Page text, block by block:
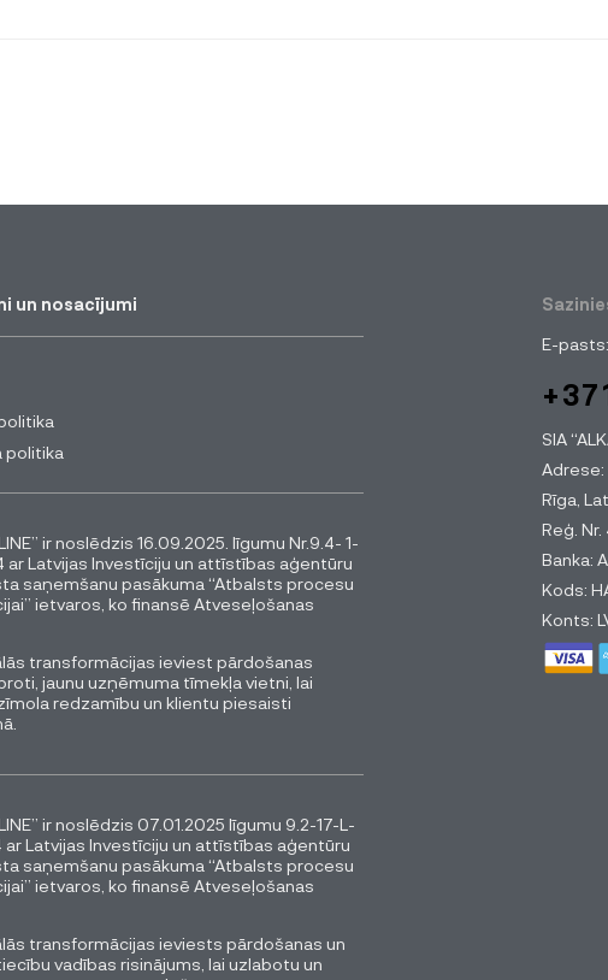
un nosacījumi
politika
ir noslēdzis 16.09.2025. līgumu Nr.9.4- 1-
ar Latvijas Investīciju un attīstības aģentūru
saņemšanu pasākuma “Atbalsts procesu
ietvaros, ko finansē Atveseļošanas
transformācijas ieviest pārdošanas
jaunu uzņēmuma tīmekļa vietni, lai
redzamību un klientu piesaisti
ir noslēdzis 07.01.2025 līgumu 9.2-17-L-
Latvijas Investīciju un attīstības aģentūru
saņemšanu pasākuma “Atbalsts procesu
ietvaros, ko finansē Atveseļošanas
transformācijas ieviests pārdošanas un
vadības risinājums, lai uzlabotu un
E-pasts:
SIA
Adrese:
Rīga,
Reģ.
Banka:
Kods:
Konts: